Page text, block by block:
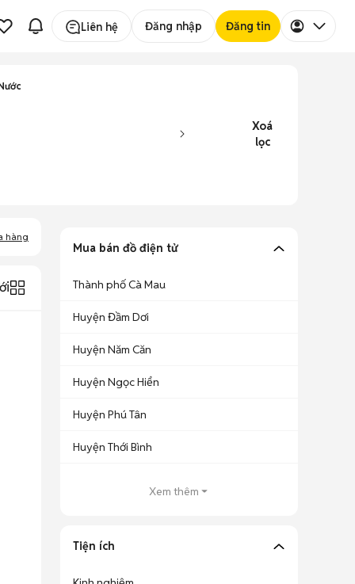
Liên hệ Đăng nhập Đăng tin
Xoá
lọc
hàng
Mua bán đồ điện tử
Thành phố Cà Mau
Huyện Đầm Dơi
Huyện Năm Căn
Huyện Ngọc Hiển
Huyện Phú Tân
Huyện Thới Bình
Xem thêm
Tiện ích